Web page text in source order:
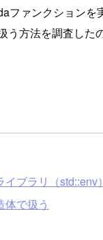
ファンクションを
う方法を調査した
ブラリ（std::env）
体で扱う